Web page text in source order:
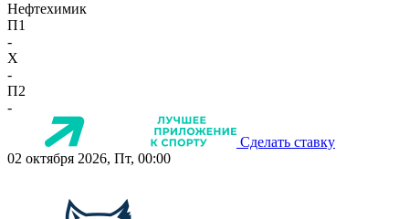
Нефтехимик
П1
-
X
-
П2
-
Сделать ставку
02 октября 2026, Пт, 00:00